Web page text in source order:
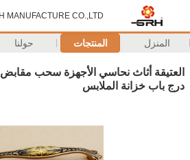
MANUFACTURE CO.,LTD
المنزل المنتجات حولنا
العتيقة أثاث نحاسي الأجهزة سحب
درج باب خزانة الملابس